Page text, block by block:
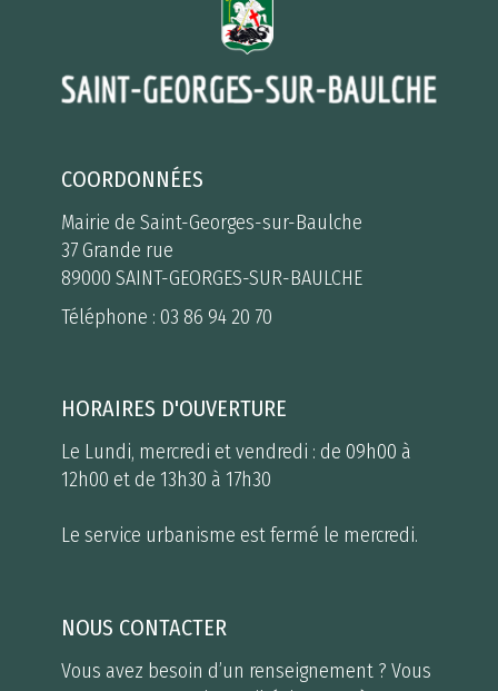
COORDONNÉES
Mairie de Saint-Georges-sur-Baulche
37 Grande rue
89000 SAINT-GEORGES-SUR-BAULCHE
Téléphone : 03 86 94 20 70
HORAIRES D'OUVERTURE
Le Lundi, mercredi et vendredi : de 09h00 à
12h00 et de 13h30 à 17h30
Le service urbanisme est fermé le mercredi.
NOUS CONTACTER
Vous avez besoin d’un renseignement ? Vous